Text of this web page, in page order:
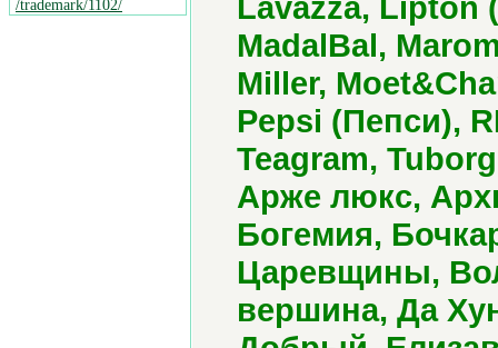
/trademark/1102/
MadalBal,
Miller,
Pepsi (Пепси),
Teagram,
Арже люкс,
Богемия,
Царевщины,
вершина, Да